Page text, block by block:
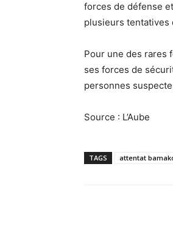
forces de défense
plusieurs tentatives
Pour une des rares
ses forces de
personnes
Source : L’Aube
TAGS attentat